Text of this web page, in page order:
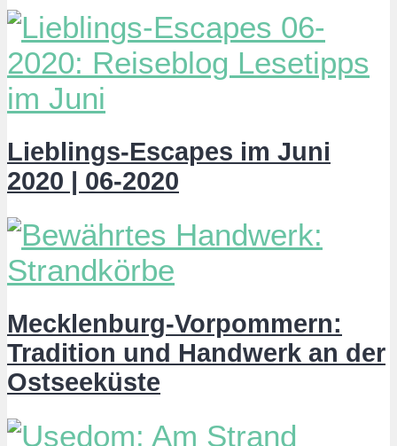
Lieblings-Escapes im Juni
2020 | 06-2020
Mecklenburg-Vorpommern:
Tradition und Handwerk an der
Ostseeküste